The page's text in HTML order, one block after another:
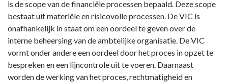
is de scope van de financiële processen bepaald. Deze scope
bestaat uit materiële en risicovolle processen. De VIC is
onafhankelijk in staat om een oordeel te geven over de
interne beheersing van de ambtelijke organisatie. De VIC
vormt onder andere een oordeel door het proces in opzet te
bespreken en een lijncontrole uit te voeren. Daarnaast
worden de werking van het proces, rechtmatigheid en